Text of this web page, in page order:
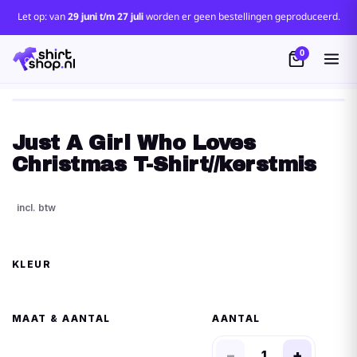
Let op: van29 juni t/m 27 juliworden er geen bestellingen geproduceerd.
0
Just A Girl Who Loves
Christmas T-Shirt//kerstmis
MAAT